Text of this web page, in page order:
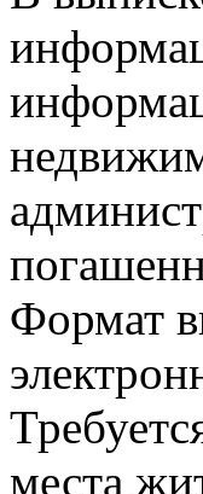
Формат
места